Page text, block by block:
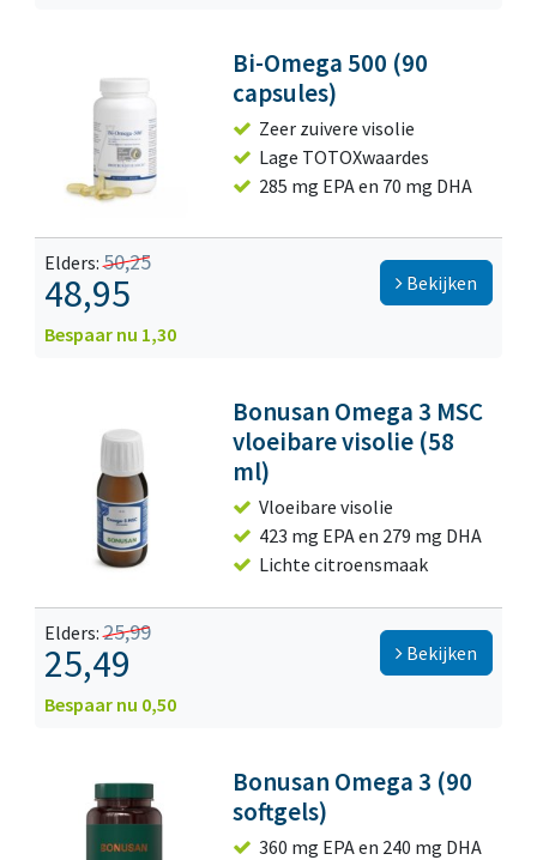
Bi-Omega 500 (90
capsules)
Zeer zuivere visolie
Lage TOTOXwaardes
285 mg EPA en 70 mg DHA
Elders:50,25
48,95
Bespaar nu 1,30
Bekijken
Bonusan Omega 3 MSC
vloeibare visolie (58
ml)
Vloeibare visolie
423 mg EPA en 279 mg DHA
Lichte citroensmaak
Elders:25,99
25,49
Bespaar nu 0,50
Bekijken
Bonusan Omega 3 (90
softgels)
360 mg EPA en 240 mg DHA